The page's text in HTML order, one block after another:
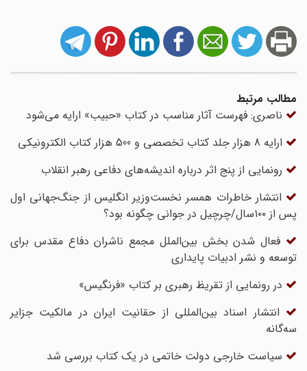
مطالب مرتبط
ناصری: فهرست آثار مناسب در کتاب «حبیب» ارایه می‌شود
ارایه 8 هزار جلد کتاب تخصصی و 500 هزار کتاب الکترونیکی
رونمایی از پنج اثر درباره اندیشه‌های دفاعی رهبر انقلاب
انتشار خاطرات همسر نخست‌وزیر انگلیس از جنگ‌جهانی اول
پس از ۱۰۰سال/چرچیل در جوانی چگونه بود؟
فعال شدن بخش بین‌الملل مجمع ناشران دفاع مقدس برای
توسعه و نشر ادبیات پایداری
در رونمایی از تقریظ رهبری بر کتاب «فرنگیس»
انتشار اسناد بین‌المللی از حقانیت ایران در مالکیت جزایر
سه‌گانه
سیاست خارجی دولت خاتمی در یک کتاب بررسی شد